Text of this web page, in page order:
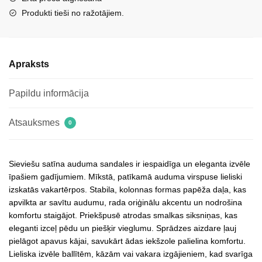
uz
Produkti tieši no ražotājiem.
Apraksts
Papildu informācija
Atsauksmes 0
Sieviešu satīna auduma sandales ir iespaidīga un eleganta izvēle
īpašiem gadījumiem. Mīkstā, patīkamā auduma virspuse lieliski
izskatās vakartērpos. Stabila, kolonnas formas papēža daļa, kas
apvilkta ar savītu audumu, rada oriģinālu akcentu un nodrošina
komfortu staigājot. Priekšpusē atrodas smalkas siksniņas, kas
eleganti izceļ pēdu un piešķir vieglumu. Sprādzes aizdare ļauj
pielāgot apavus kājai, savukārt ādas iekšzole palielina komfortu.
Lieliska izvēle ballītēm, kāzām vai vakara izgājieniem, kad svarīga